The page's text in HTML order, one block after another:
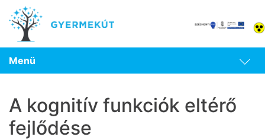
Menü
A kognitív funkciók eltérő
fejlődése